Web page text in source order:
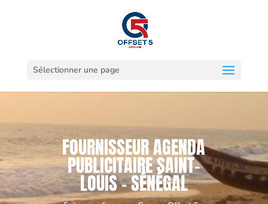
Sélectionner une page
FOURNISSEUR AGENDA
PUBLICITAIRE SAINT-
LOUIS - SÉNÉGAL